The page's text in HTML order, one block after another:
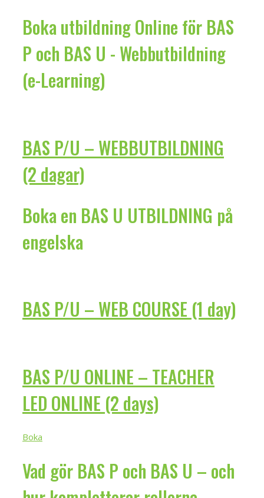
Boka utbildning Online för BAS
P och BAS U - Webbutbildning
(e-Learning)
BAS P/U – WEBBUTBILDNING
(2 dagar)
Boka en BAS U UTBILDNING på
engelska
BAS P/U – WEB COURSE (1 day)
BAS P/U ONLINE – TEACHER
LED ONLINE (2 days)
Boka
Vad gör BAS P och BAS U – och